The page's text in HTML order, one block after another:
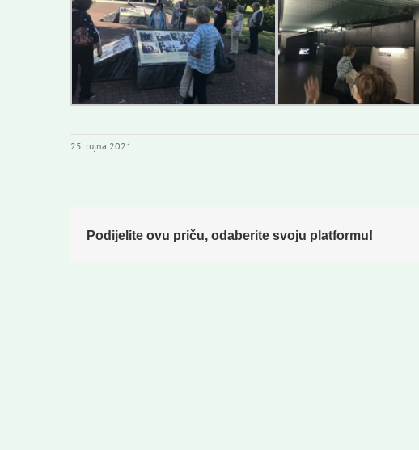
25. rujna 2021
Podijelite ovu priču, odaberite svoju platformu!